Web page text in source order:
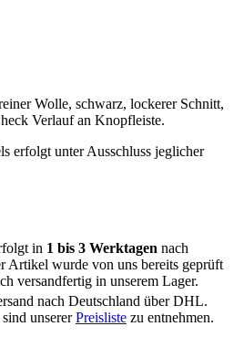
Wolle, schwarz, lockerer Schnitt,
Verlauf an Knopfleiste.
erfolgt unter Ausschluss jeglicher
in 1 bis 3 Werktagen nach
Artikel wurde von uns bereits geprüft
versandfertig in unserem Lager.
nach Deutschland über DHL.
unsererPreisliste zu entnehmen.